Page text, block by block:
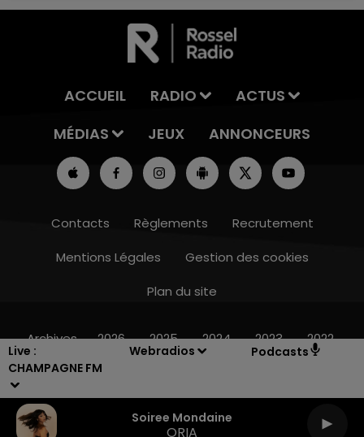
Live :
CHAMPAGNE FM
Webradios Podcasts
Soiree Mondaine
ORIA
10h00 - 14h00
ACCUEIL RADIO
ACTUS
MÉDIAS
JEUX ANNONCEURS
Contacts Règlements
Recrutement
Mentions Légales
Gestion des cookies
Plan du site
Archives 2026 2025 2024 2023 2022